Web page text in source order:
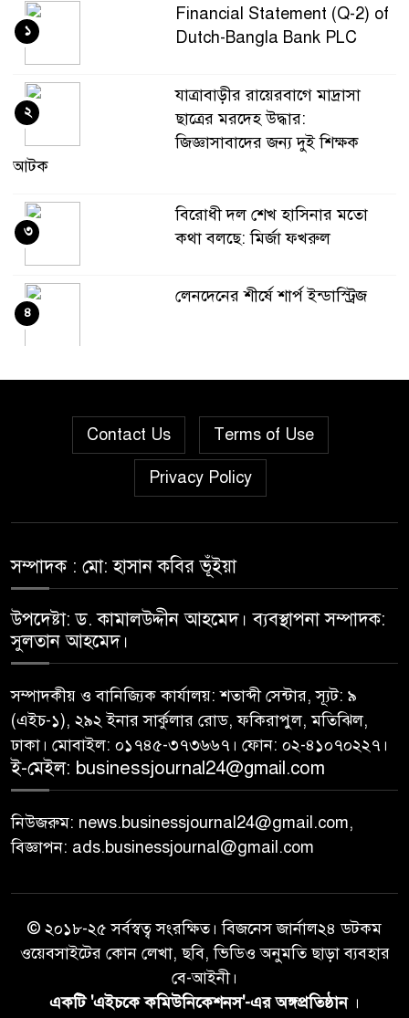
Financial Statement (Q-2) of
Dutch-Bangla Bank PLC
১
যাত্রাবাড়ীর রায়েরবাগে মাদ্রাসা
ছাত্রের মরদেহ উদ্ধার:
জিজ্ঞাসাবাদের জন্য দুই শিক্ষক
আটক
২
বিরোধী দল শেখ হাসিনার মতো
কথা বলছে: মির্জা ফখরুল
৩
লেনদেনের শীর্ষে শার্প ইন্ডাস্ট্রিজ
৪
দরবৃদ্ধির শীর্ষে সিএপিএম
দরপতনের তালিকায় শীর্ষে মেট্রো
স্পিনিং
প্রমাণ পেয়েছে বিএসইসি
সূচকের পতনে ১২১০ কোটি টাকার
৮
আগামী প্রজন্মের জন্য সুস্থ পরিবেশ
চান প্রধানমন্ত্রী
৯
বিএসইসির নতুন কমিশনার হোসেন
Contact Us Terms of Use
Privacy Policy
সম্পাদক : মো: হাসান কবির ভূঁইয়া
উপদেষ্টা: ড. কামালউদ্দীন আহমেদ। ব্যবস্থাপনা সম্পাদক:
সুলতান আহমেদ।
সম্পাদকীয় ও বানিজ্যিক কার্যালয়: শতাব্দী সেন্টার, স্যূট: ৯
(এইচ-১), ২৯২ ইনার সার্কুলার রোড, ফকিরাপুল, মতিঝিল,
ঢাকা। মোবাইল: ০১৭৪৫-৩৭৩৬৬৭। ফোন: ০২-৪১০৭০২২৭।
ই-মেইল: businessjournal24@gmail.com
নিউজরুম: news.businessjournal24@gmail.com,
বিজ্ঞাপন: ads.businessjournal@gmail.com
© ২০১৮-২৫ সর্বস্বত্ব সংরক্ষিত। বিজনেস জার্নাল২৪ ডটকম
ওয়েবসাইটের কোন লেখা, ছবি, ভিডিও অনুমতি ছাড়া ব্যবহার
বে-আইনী।
একটি 'এইচকে কমিউনিকেশনস'-এর অঙ্গপ্রতিষ্ঠান ।